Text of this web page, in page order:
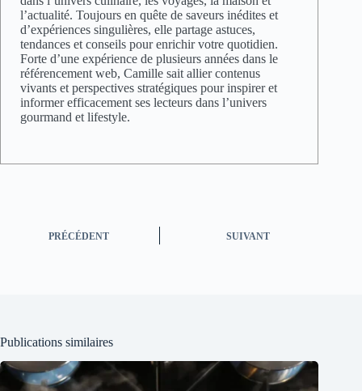
l’actualité. Toujours en quête de saveurs inédites et
d’expériences singulières, elle partage astuces,
tendances et conseils pour enrichir votre quotidien.
Forte d’une expérience de plusieurs années dans le
référencement web, Camille sait allier contenus
vivants et perspectives stratégiques pour inspirer et
informer efficacement ses lecteurs dans l’univers
gourmand et lifestyle.
PRÉCÉDENT SUIVANT
Publications similaires